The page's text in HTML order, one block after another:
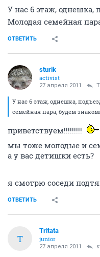
У нас 6 этаж, однешка,
Молодая семейная
ОТВЕТИТЬ
sturik
activist
27 апреля 2011
У нас 6 этаж, однешка,
семейная пара, будем
приветствуем!!!!!!!!!
мы тоже молодые и
а у вас детишки есть?
я смотрю соседи
ОТВЕТИТЬ
T
Tritata
junior
27 апреля 2011